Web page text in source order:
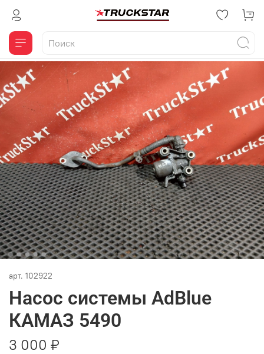
арт. 102922
Насос системы AdBlue
КАМАЗ 5490
3 000 ₽